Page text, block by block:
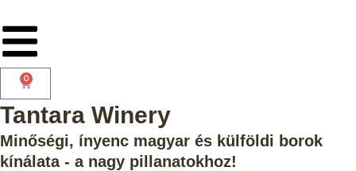
0
Tantara Winery
Minőségi, ínyenc magyar és külföldi borok
kínálata - a nagy pillanatokhoz!